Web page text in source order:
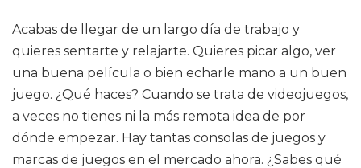
Acabas de llegar de un largo día de trabajo y
quieres sentarte y relajarte. Quieres picar algo, ver
una buena película o bien echarle mano a un buen
juego. ¿Qué haces? Cuando se trata de videojuegos,
a veces no tienes ni la más remota idea de por
dónde empezar. Hay tantas consolas de juegos y
marcas de juegos en el mercado ahora. ¿Sabes qué